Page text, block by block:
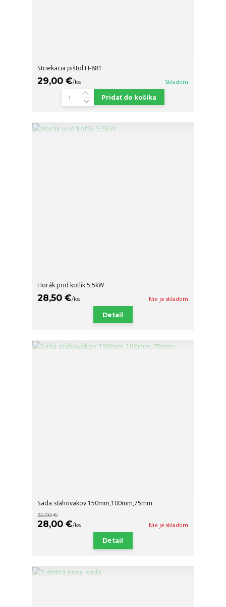
Striekacia pištol H-881
29,00 €/ks Skladom
Pridať do košíka
Horák pod kotlík 5,5kW
28,50 €/ks Nie je skladom
Detail
Sada sťahovakov 150mm,100mm,75mm
32,00 €
28,00 €/ks Nie je skladom
Detail